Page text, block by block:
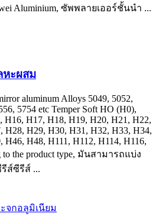
Aluminium, ซัพพลายเออร์ชั้นนำ ...
หะผสม
aluminum Alloys 5049, 5052,
5754 etc Temper Soft HO (H0),
H16, H17, H18, H19, H20, H21, H22,
H28, H29, H30, H31, H32, H33, H34,
H48, H111, H112, H114, H116,
the product type, มันสามารถแบ่ง
ส์ซีรีส์ ...